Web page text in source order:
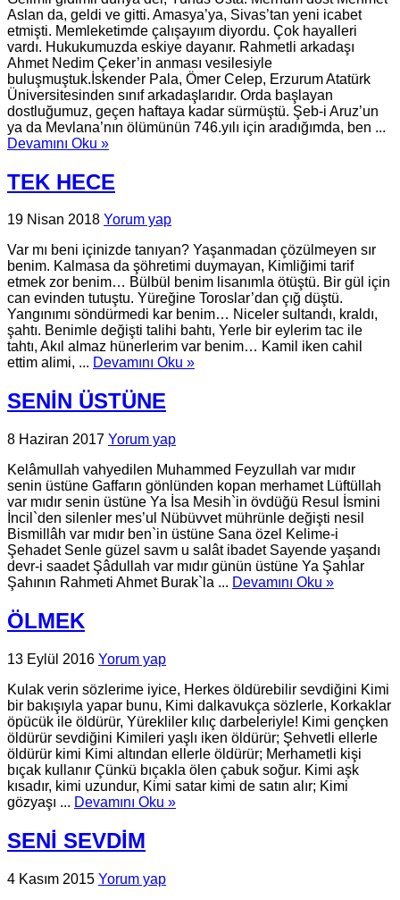
Aslan da, geldi ve gitti. Amasya’ya, Sivas’tan yeni icabet
etmişti. Memleketimde çalışayıım diyordu. Çok hayalleri
vardı. Hukukumuzda eskiye dayanır. Rahmetli arkadaşı
Ahmet Nedim Çeker’in anması vesilesiyle
buluşmuştuk.İskender Pala, Ömer Celep, Erzurum Atatürk
Üniversitesinden sınıf arkadaşlarıdır. Orda başlayan
dostluğumuz, geçen haftaya kadar sürmüştü. Şeb-i Aruz’un
ya da Mevlana’nın ölümünün 746.yılı için aradığımda, ben ...
Devamını Oku »
TEK HECE
19 Nisan 2018 Yorum yap
Var mı beni içinizde tanıyan? Yaşanmadan çözülmeyen sır
benim. Kalmasa da şöhretimi duymayan, Kimliğimi tarif
etmek zor benim… Bülbül benim lisanımla ötüştü. Bir gül için
can evinden tutuştu. Yüreğine Toroslar’dan çığ düştü.
Yangınımı söndürmedi kar benim… Niceler sultandı, kraldı,
şahtı. Benimle değişti talihi bahtı, Yerle bir eylerim tac ile
tahtı, Akıl almaz hünerlerim var benim… Kamil iken cahil
ettim alimi, ... Devamını Oku »
SENİN ÜSTÜNE
8 Haziran 2017 Yorum yap
Kelâmullah vahyedilen Muhammed Feyzullah var mıdır
senin üstüne Gaffarın gönlünden kopan merhamet Lüftüllah
var mıdır senin üstüne Ya İsa Mesih`in övdüğü Resul İsmini
İncil`den silenler mes’ul Nübüvvet mührünle değişti nesil
Bismillâh var mıdır ben`in üstüne Sana özel Kelime-i
Şehadet Senle güzel savm u salât ibadet Sayende yaşandı
devr-i saadet Şâdullah var mıdır günün üstüne Ya Şahlar
Şahının Rahmeti Ahmet Burak`la ... Devamını Oku »
ÖLMEK
13 Eylül 2016 Yorum yap
Kulak verin sözlerime iyice, Herkes öldürebilir sevdiğini Kimi
bir bakışıyla yapar bunu, Kimi dalkavukça sözlerle, Korkaklar
öpücük ile öldürür, Yürekliler kılıç darbeleriyle! Kimi gençken
öldürür sevdiğini Kimileri yaşlı iken öldürür; Şehvetli ellerle
öldürür kimi Kimi altından ellerle öldürür; Merhametli kişi
bıçak kullanır Çünkü bıçakla ölen çabuk soğur. Kimi aşk
kısadır, kimi uzundur, Kimi satar kimi de satın alır; Kimi
gözyaşı ... Devamını Oku »
SENİ SEVDİM
4 Kasım 2015 Yorum yap